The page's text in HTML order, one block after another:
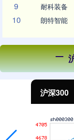
9 耐科装备
10 朗特智能
沪深300